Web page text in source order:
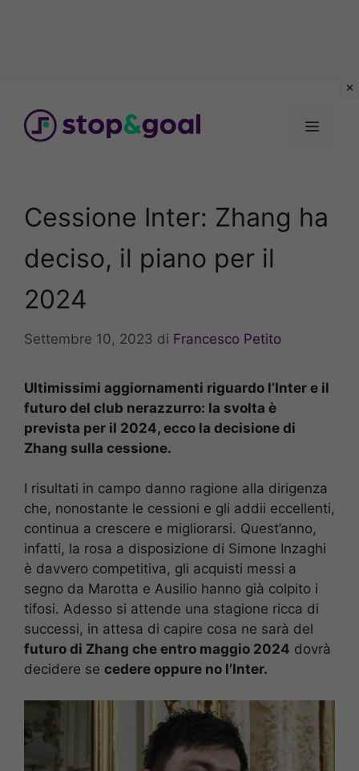
contenuto
Menu
Cessione Inter: Zhang ha
deciso, il piano per il
2024
Settembre 10, 2023 di Francesco Petito
Ultimissimi aggiornamenti riguardo l’Inter e il
futuro del club nerazzurro: la svolta è
prevista per il 2024, ecco la decisione di
Zhang sulla cessione.
I risultati in campo danno ragione alla dirigenza
che, nonostante le cessioni e gli addii eccellenti,
continua a crescere e migliorarsi. Quest’anno,
infatti, la rosa a disposizione di Simone Inzaghi
è davvero competitiva, gli acquisti messi a
segno da Marotta e Ausilio hanno già colpito i
tifosi. Adesso si attende una stagione ricca di
successi, in attesa di capire cosa ne sarà del
futuro di Zhang che entro maggio 2024 dovrà
decidere se cedere oppure no l’Inter.